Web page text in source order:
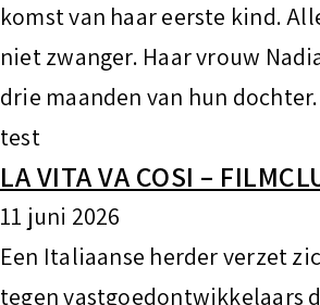
komst van haar eerste kind.
niet zwanger. Haar vrouw
drie maanden van hun dochter.
test
LA VITA VA COSI –
11 juni 2026
Een Italiaanse herder verzet
tegen vastgoedontwikkelaars